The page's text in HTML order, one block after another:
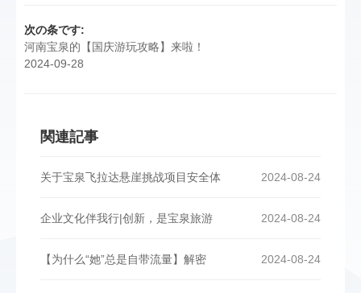
次の条です:
河南宝泉的【国庆游玩攻略】来啦！
2024-09-28
関連記事
2024-08-24
关于宝泉飞拉达悬崖挑战项目安全体
2024-08-24
企业文化伴我行|创新，是宝泉旅游
2024-08-24
【为什么“她”总是自带流量】解密